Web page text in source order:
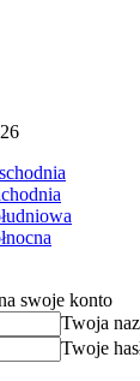
swoje konto
Twoja
Twoje